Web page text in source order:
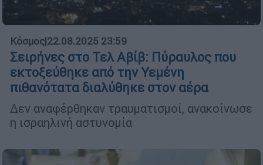
Κόσμος|22.08.2025 23:59
Σειρήνες στο Τελ Αβίβ: Πύραυλος που
εκτοξεύθηκε από την Υεμένη
πιθανότατα διαλύθηκε στον αέρα
Δεν αναφέρθηκαν τραυματισμοί, ανακοίνωσε
η ισραηλινή αστυνομία